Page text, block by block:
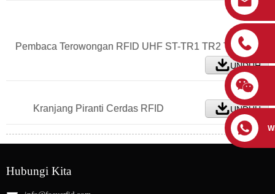
Pembaca Terowongan RFID UHF ST-TR1 TR2 TR3
UNDUH
Kranjang Piranti Cerdas RFID UNDUH
Hubungi Kita